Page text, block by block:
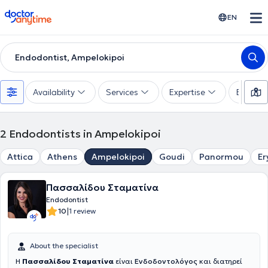
doctoranytime EN
Endodontist, Ampelokipoi
Availability Services Expertise
2 Endodontists in Ampelokipoi
Attica Athens Ampelokipoi Goudi Panormou
Πασσαλίδου Σταματίνα
Endodontist
10|1 review
About the specialist
Η Πασσαλίδου Σταματίνα είναι Ενδοδοντολόγος και διατηρεί